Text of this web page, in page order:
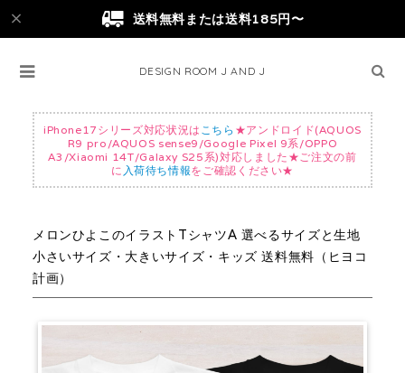
送料無料または送料185円〜
DESIGN ROOM J AND J
iPhone17シリーズ対応状況は こちら ★アンドロイド(AQUOS
R9 pro/AQUOS sense9/Google Pixel 9系/OPPO
A3/Xiaomi 14T/Galaxy S25系)対応しました★ご注文の前
に 入荷待ち情報をご確認ください★
メロンひよこのイラストTシャツA 選べるサイズと生地
小さいサイズ・大きいサイズ・キッズ 送料無料（ヒヨコ
計画）